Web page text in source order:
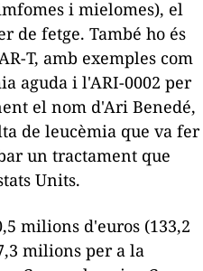
i mielomes), el
de fetge. També ho és
T, amb exemples com
aguda i l'ARI-0002 per
el nom d'Ari Benedé,
de leucèmia que va fer
un tractament que
Units.
milions d'euros (133,2
milions per a la